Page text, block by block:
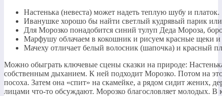
Настенька (невеста) может надеть теплую шубу и платок.
Иванушке хорошо бы найти светлый кудрявый парик
Для Морозко понадобится синий тулуп Деда Мороза,
Марфушу облачаем в кокошник и рисуем красные щеки и
Мачеху отличает белый волосник (шапочка) и красный
Можно обыграть ключевые сцены сказки на природе:
собственным дыханием. К ней подходит Морозко. Потом на
посоха. Затем она «спит» на скамейке, а рядом сидит жених,
лицами что-то обсуждают. Морозко благословляет молодых. В